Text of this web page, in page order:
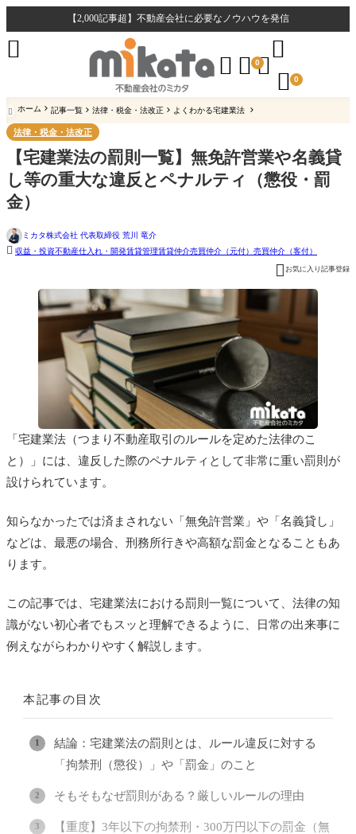
【2,000記事超】不動産会社に必要なノウハウを発信
  0

 0

 ホーム 記事一覧 法律・税金・法改正 よくわかる宅建業法
法律・税金・法改正
【宅建業法の罰則一覧】無免許営業や名義貸
し等の重大な違反とペナルティ（懲役・罰
金）
ミカタ株式会社 代表取締役 荒川 竜介
 収益・投資不動産仕入れ・開発賃貸管理賃貸仲介売買仲介（元付） 売買仲介（客付）
 お気に入り記事登録
「宅建業法（つまり不動産取引のルールを定めた法律のこ
と）」には、違反した際のペナルティとして非常に重い罰則が
設けられています。
知らなかったでは済まされない「無免許営業」や「名義貸し」
などは、最悪の場合、刑務所行きや高額な罰金となることもあ
ります。
この記事では、宅建業法における罰則一覧について、法律の知
識がない初心者でもスッと理解できるように、日常の出来事に
例えながらわかりやすく解説します。
本記事の目次
結論：宅建業法の罰則とは、ルール違反に対する
「拘禁刑（懲役）」や「罰金」のこと
そもそもなぜ罰則がある？厳しいルールの理由
【重度】3年以下の拘禁刑・300万円以下の罰金（無